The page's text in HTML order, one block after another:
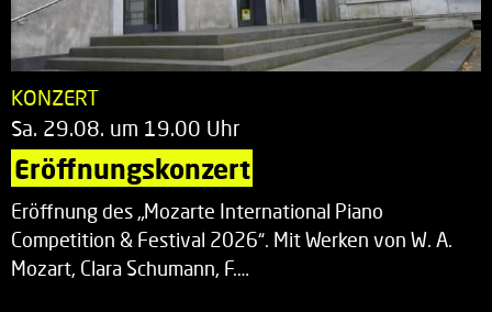
KONZERT
Sa. 29.08. um 19.00 Uhr
Eröffnungskonzert
Eröffnung des „Mozarte International Piano
Competition & Festival 2026“. Mit Werken von W. A.
Mozart, Clara Schumann, F.…